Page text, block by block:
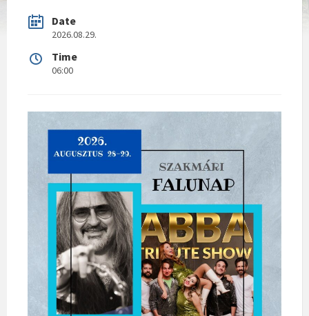
Date
2026.08.29.
Time
06:00